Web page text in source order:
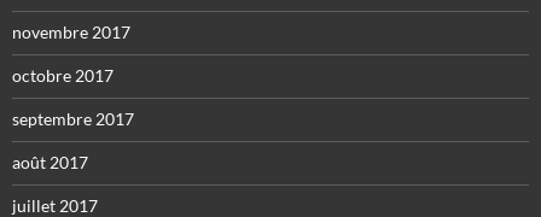
novembre 2017
octobre 2017
septembre 2017
août 2017
juillet 2017